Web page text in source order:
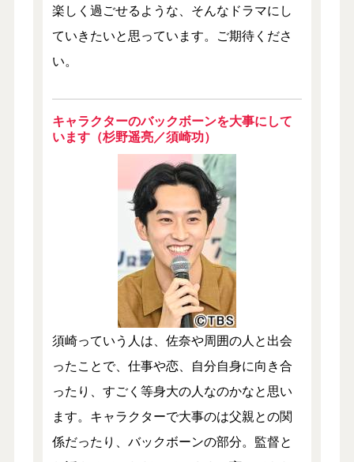
楽しく過ごせるような、そんなドラマにし
ていきたいと思っています。ご期待くださ
い。
キャラクターのバックボーンを大事にして
います（杉野遥亮／須崎功）
須崎っていう人は、佐奈や周囲の人と出会
ったことで、仕事や恋、自分自身に向き合
ったり、すごく等身大の人なのかなと思い
ます。キャラクターで大事のは父親との関
係だったり、バックボーンの部分。監督と